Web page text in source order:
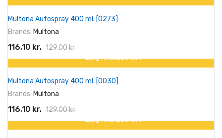
På tilbud!
-10%
Multona Autospray 400 ml. [0273]
Brands: Multona
116,10 kr. 129,00 kr.
På tilbud!
-10%
+ Læg I Indkøbskurv
Multona Autospray 400 ml. [0030]
Brands: Multona
116,10 kr. 129,00 kr.
På tilbud!
+ Læg I Indkøbskurv